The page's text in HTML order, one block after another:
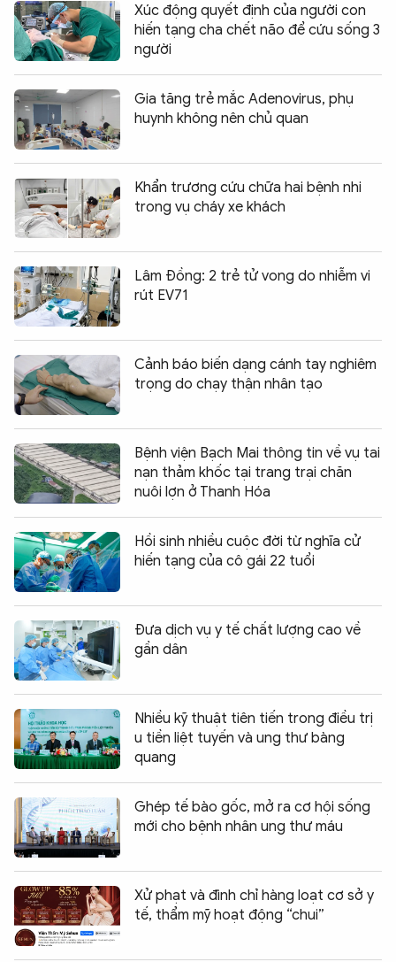
Xúc động quyết định của người con
hiến tạng cha chết não để cứu sống 3
người
Gia tăng trẻ mắc Adenovirus, phụ
huynh không nên chủ quan
Khẩn trương cứu chữa hai bệnh nhi
trong vụ cháy xe khách
Lâm Đồng: 2 trẻ tử vong do nhiễm vi
rút EV71
Cảnh báo biến dạng cánh tay nghiêm
trọng do chạy thận nhân tạo
Bệnh viện Bạch Mai thông tin về vụ tai
nạn thảm khốc tại trang trại chăn
nuôi lợn ở Thanh Hóa
Hồi sinh nhiều cuộc đời từ nghĩa cử
hiến tạng của cô gái 22 tuổi
Đưa dịch vụ y tế chất lượng cao về
gần dân
Nhiều kỹ thuật tiên tiến trong điều trị
u tiền liệt tuyến và ung thư bàng
quang
Ghép tế bào gốc, mở ra cơ hội sống
mới cho bệnh nhân ung thư máu
Xử phạt và đình chỉ hàng loạt cơ sở y
tế, thẩm mỹ hoạt động “chui”